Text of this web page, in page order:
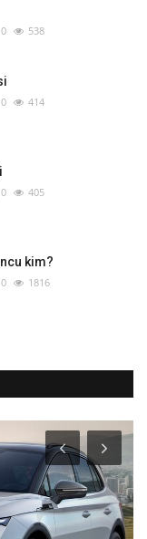
0 538
0 414
0 405
kim?
0 1816